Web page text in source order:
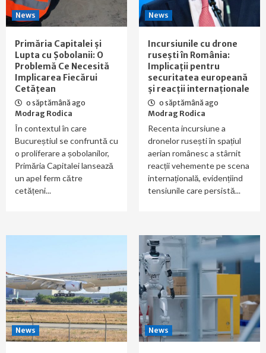
News
Primăria Capitalei și
Lupta cu Șobolanii: O
Problemă Ce Necesită
Implicarea Fiecărui
Cetățean
o săptămână ago
Modrag Rodica
În contextul în care
Bucureștiul se confruntă cu
o proliferare a șobolanilor,
Primăria Capitalei lansează
un apel ferm către
cetățeni...
News
Incursiunile cu drone
rusești în România:
Implicații pentru
securitatea europeană
și reacții internaționale
o săptămână ago
Modrag Rodica
Recenta incursiune a
dronelor rusești în spațiul
aerian românesc a stârnit
reacții vehemente pe scena
internațională, evidențiind
tensiunile care persistă...
News News